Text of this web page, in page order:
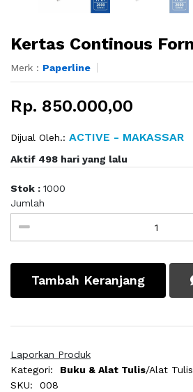
Kertas Continous
Merk : Paperline
Rp. 850.000,00
Dijual Oleh.: ACTIVE - MAKASSAR
Aktif 498 hari yang lalu
Stok : 1000
Jumlah
Tambah Keranjang
Laporkan Produk
Kategori:
Buku & Alat Tulis/Alat Tulis
SKU:
008